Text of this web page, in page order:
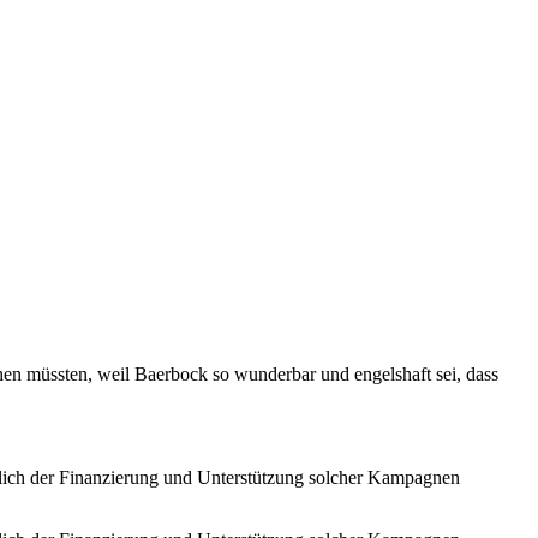
müssten, weil Baerbock so wunderbar und engelshaft sei, dass
der Finanzierung und Unterstützung solcher Kampagnen